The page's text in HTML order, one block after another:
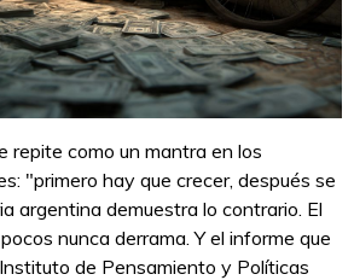
repite como un mantra en los
"primero hay que crecer, después se
argentina demuestra lo contrario. El
nunca derrama. Y el informe que
de Pensamiento y Políticas